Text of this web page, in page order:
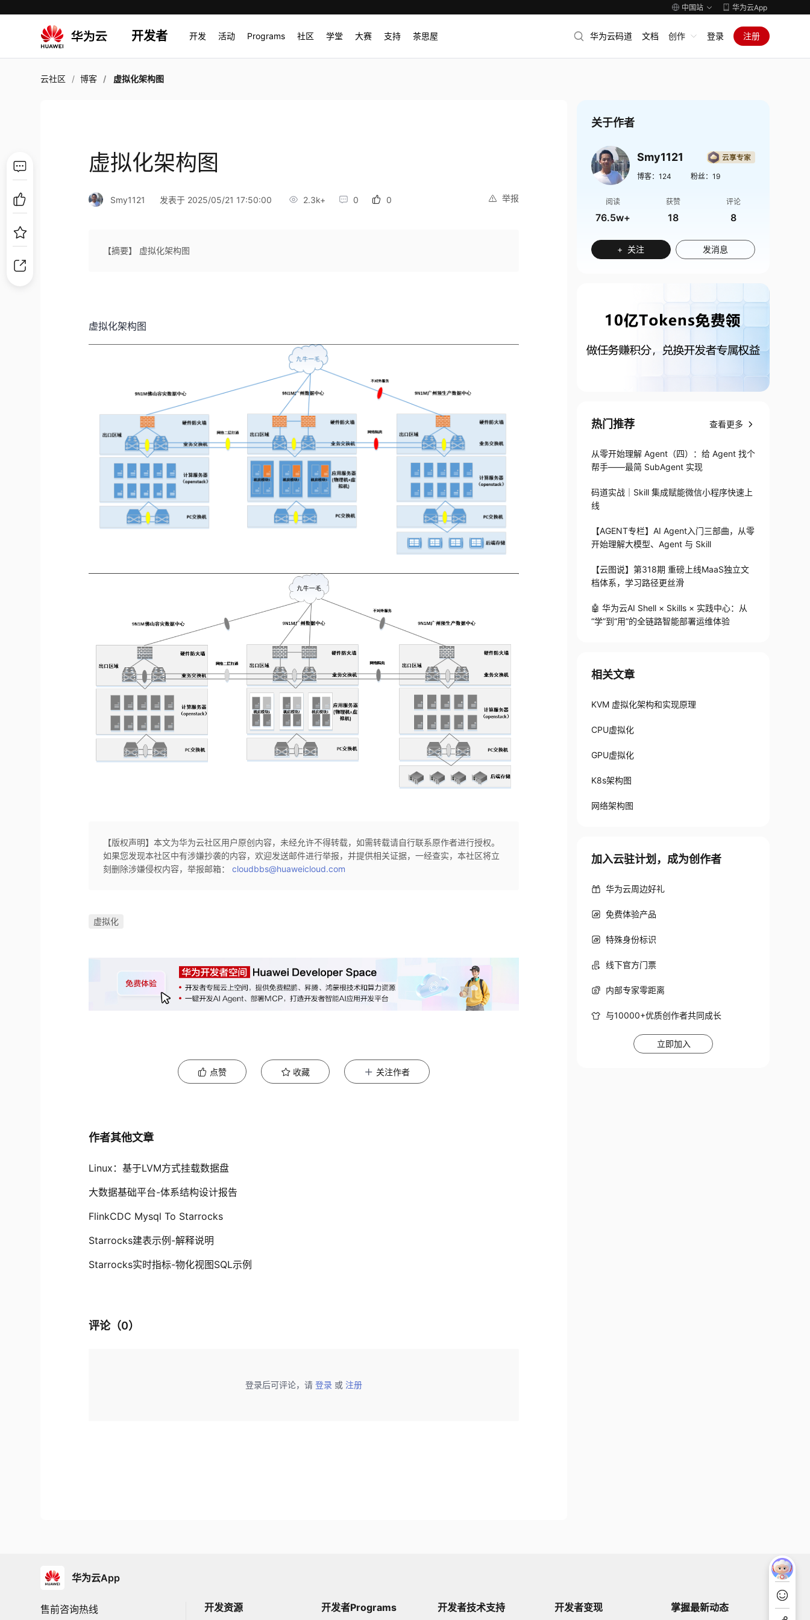
中国站 华为云App
开发者 开发 活动 Programs 社区 学堂 大赛 支持 茶思屋 华为云码道 文档 创作 登录 注册
云社区 博客 虚拟化架构图
虚拟化架构图
举报
Smy1121 发表于 2025/05/21 17:50:00 2.3k+ 0 0
【摘要】 虚拟化架构图
虚拟化架构图
【版权声明】本文为华为云社区用户原创内容，未经允许不得转载，如需转载请自行联系原作者进行授权。
如果您发现本社区中有涉嫌抄袭的内容，欢迎发送邮件进行举报，并提供相关证据，一经查实，本社区将立
刻删除涉嫌侵权内容，举报邮箱：cloudbbs@huaweicloud.com
虚拟化
点赞 收藏 关注作者
作者其他文章
Linux：基于LVM方式挂载数据盘
大数据基础平台-体系结构设计报告
FlinkCDC Mysql To Starrocks
Starrocks建表示例-解释说明
Starrocks实时指标-物化视图SQL示例
评论（0）
登录后可评论，请 登录 或 注册
关于作者
Smy1121
博客： 124 粉丝： 19
阅读
76.5w+
获赞
18
评论
8
+ 关注 发消息
热门推荐 查看更多
从零开始理解 Agent（四）：给 Agent 找个
帮手——最简 SubAgent 实现
码道实战｜Skill 集成赋能微信小程序快速上
线
【AGENT专栏】AI Agent入门三部曲，从零
开始理解大模型、Agent 与 Skill
【云图说】第318期 重磅上线MaaS独立文
档体系，学习路径更丝滑
🤖 华为云AI Shell × Skills × 实践中心：从
“学”到“用”的全链路智能部署运维体验
相关文章
KVM 虚拟化架构和实现原理
CPU虚拟化
GPU虚拟化
K8s架构图
网络架构图
加入云驻计划，成为创作者
华为云周边好礼
免费体验产品
特殊身份标识
线下官方门票
内部专家零距离
与10000+优质创作者共同成长
立即加入
华为云App
售前咨询热线 开发资源 开发者Programs 开发者技术支持 开发者变现 掌握最新动态